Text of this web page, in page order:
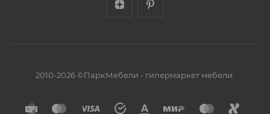
2010-2026 ©ПаркМебели - гипермаркет мебели: